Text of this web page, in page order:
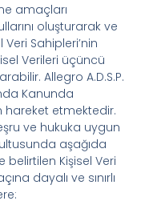
amaçları
oluşturarak ve
Veri Sahipleri’nin
Verileri üçüncü
Allegro A.D.S.P.
Kanunda
etmektedir.
ve hukuka uygun
aşağıda
Kişisel Veri
dayalı ve sınırlı